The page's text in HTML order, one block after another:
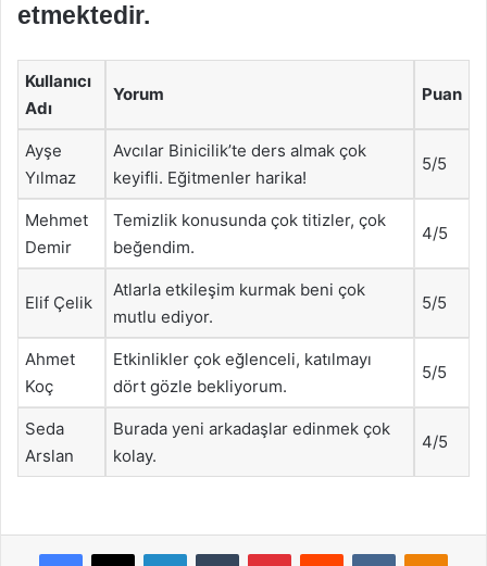
etmektedir.
Kullanıcı
Adı
Yorum Puan
Ayşe
Yılmaz
Avcılar Binicilik’te ders almak çok
keyifli. Eğitmenler harika!
5/5
Mehmet
Demir
Temizlik konusunda çok titizler, çok
beğendim.
4/5
Elif Çelik
Atlarla etkileşim kurmak beni çok
mutlu ediyor.
5/5
Ahmet
Koç
Etkinlikler çok eğlenceli, katılmayı
dört gözle bekliyorum.
5/5
Seda
Arslan
Burada yeni arkadaşlar edinmek çok
kolay.
4/5
Facebook
X LinkedInTumblr PinterestReddit VKontakte